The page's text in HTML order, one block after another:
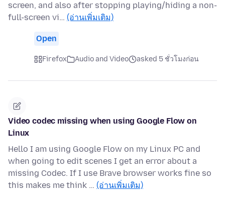
screen, and also after stopping playing/hiding a non-
full-screen vi… (อ่านเพิ่มเติม)
Open
Firefox Audio and Video asked 5 ชั่วโมงก่อน
Video codec missing when using Google Flow on
Linux
Hello I am using Google Flow on my Linux PC and
when going to edit scenes I get an error about a
missing Codec. If I use Brave browser works fine so
this makes me think … (อ่านเพิ่มเติม)